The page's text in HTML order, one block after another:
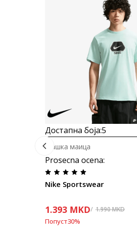
Достапна боја:5
Prosecna ocena:
Nike Sportswear
Машка маица
1.393 MKD 1.990MKD
Попуст30%